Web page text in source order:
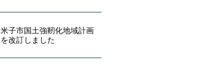
米子市国土強靭化地域計画
を改訂しました